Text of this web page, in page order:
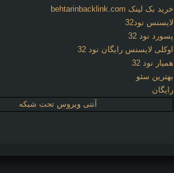
خرید بک لینک behtarinbacklink.com
لایسنس نود32
پسورد نود 32
اوکلی لایسنس رایگان نود 32
همیار نود 32
بهترین سئو
رایگان
آنتی ویروس تحت شبکه